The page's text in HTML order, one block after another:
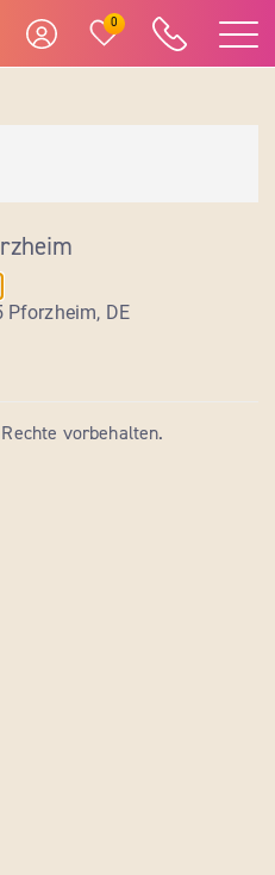
0
Pforzheim, DE
vorbehalten.